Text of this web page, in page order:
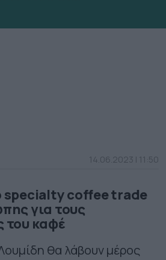
14.06.2023 | 11:50
specialty coffee trade
για τους
του καφέ
θα λάβουν μέρος